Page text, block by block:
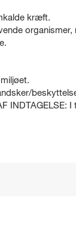
kræft.
INDTAGELSE: